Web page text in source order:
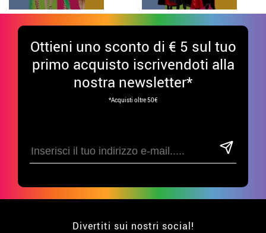
Ottieni uno sconto di € 5 sul tuo
primo acquisto iscrivendoti alla
nostra newsletter*
*Acquisti oltre 50€
Divertiti sui nostri social!